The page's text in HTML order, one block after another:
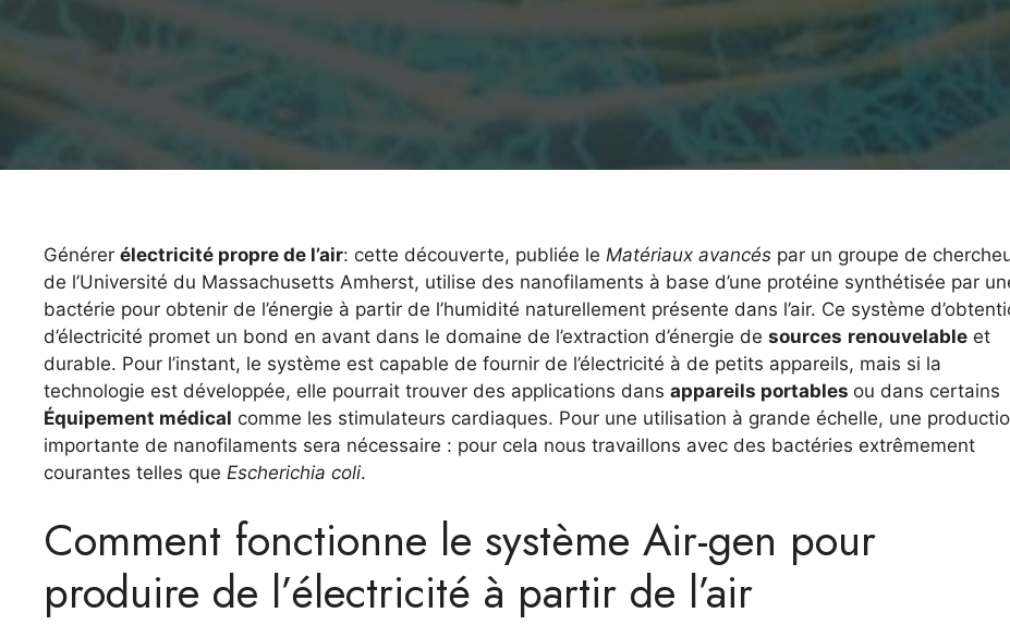
Générer électricité propre de l’air: cette découverte, publiée le Matériaux avancés par un groupe de
de l’Université du Massachusetts Amherst, utilise des nanofilaments à base d’une protéine synthétisée par
bactérie pour obtenir de l’énergie à partir de l’humidité naturellement présente dans l’air. Ce système
d’électricité promet un bond en avant dans le domaine de l’extraction d’énergie de sources renouvelable et
durable. Pour l’instant, le système est capable de fournir de l’électricité à de petits appareils, mais si la
technologie est développée, elle pourrait trouver des applications dans appareils portables ou dans certains
Équipement médical comme les stimulateurs cardiaques. Pour une utilisation à grande échelle, une
importante de nanofilaments sera nécessaire : pour cela nous travaillons avec des bactéries extrêmement
courantes telles que Escherichia coli.
Comment fonctionne le système Air-gen pour
produire de l’électricité à partir de l’air